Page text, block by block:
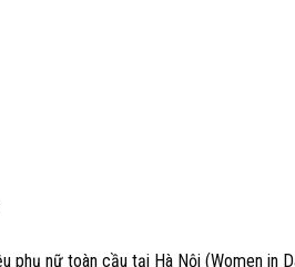
phụ nữ toàn cầu tại Hà Nội (Women in